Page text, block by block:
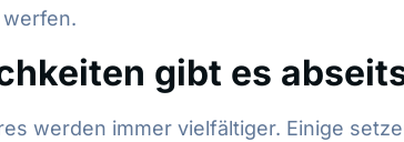
gibt es
werden immer vielfältiger. Einige